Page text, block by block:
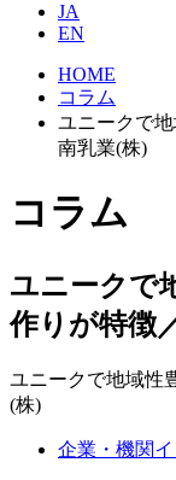
JA
EN
HOME
コラム
ユニークで
南乳業(株)
コラム
ユニークで
作りが特徴
ユニークで地域性
(株)
企業・機関